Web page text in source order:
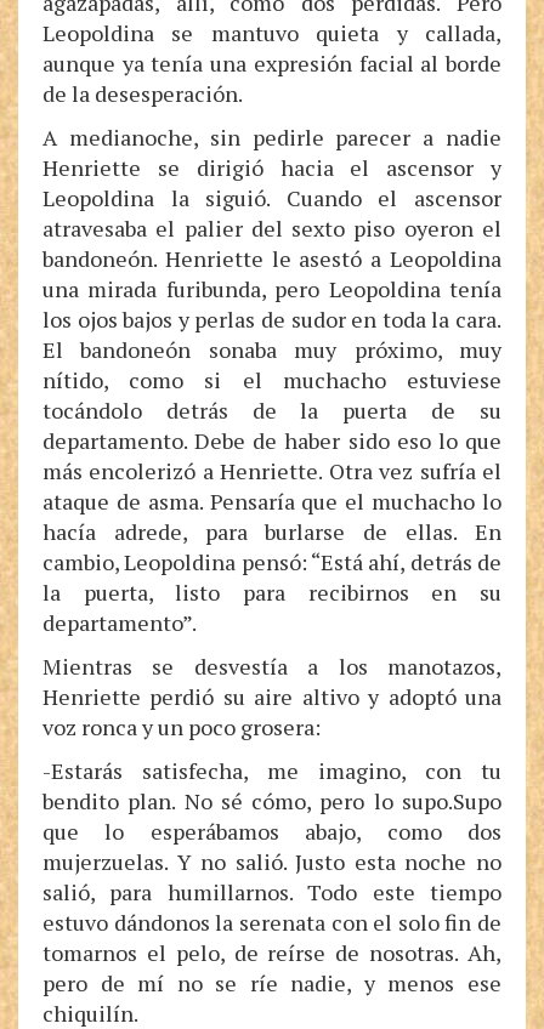
Leopoldina se mantuvo quieta y callada,
aunque ya tenía una expresión facial al borde
de la desesperación.
A medianoche, sin pedirle parecer a nadie
Henriette se dirigió hacia el ascensor y
Leopoldina la siguió. Cuando el ascensor
atravesaba el palier del sexto piso oyeron el
bandoneón. Henriette le asestó a Leopoldina
una mirada furibunda, pero Leopoldina tenía
los ojos bajos y perlas de sudor en toda la cara.
El bandoneón sonaba muy próximo, muy
nítido, como si el muchacho estuviese
tocándolo detrás de la puerta de su
departamento. Debe de haber sido eso lo que
más encolerizó a Henriette. Otra vez sufría el
ataque de asma. Pensaría que el muchacho lo
hacía adrede, para burlarse de ellas. En
cambio, Leopoldina pensó: “Está ahí, detrás de
la puerta, listo para recibirnos en su
departamento”.
Mientras se desvestía a los manotazos,
Henriette perdió su aire altivo y adoptó una
voz ronca y un poco grosera:
-Estarás satisfecha, me imagino, con tu
bendito plan. No sé cómo, pero lo supo.Supo
que lo esperábamos abajo, como dos
mujerzuelas. Y no salió. Justo esta noche no
salió, para humillarnos. Todo este tiempo
estuvo dándonos la serenata con el solo fin de
tomarnos el pelo, de reírse de nosotras. Ah,
pero de mí no se ríe nadie, y menos ese
chiquilín.